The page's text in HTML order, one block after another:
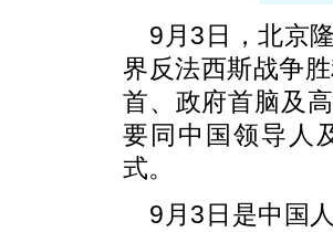
9月3日，北京
界反法西斯战争
首、政府首脑及
要同中国领导人
式。
9月3日是中国